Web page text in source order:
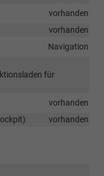
vorhanden
vorhanden
Navigation
für
vorhanden
vorhanden